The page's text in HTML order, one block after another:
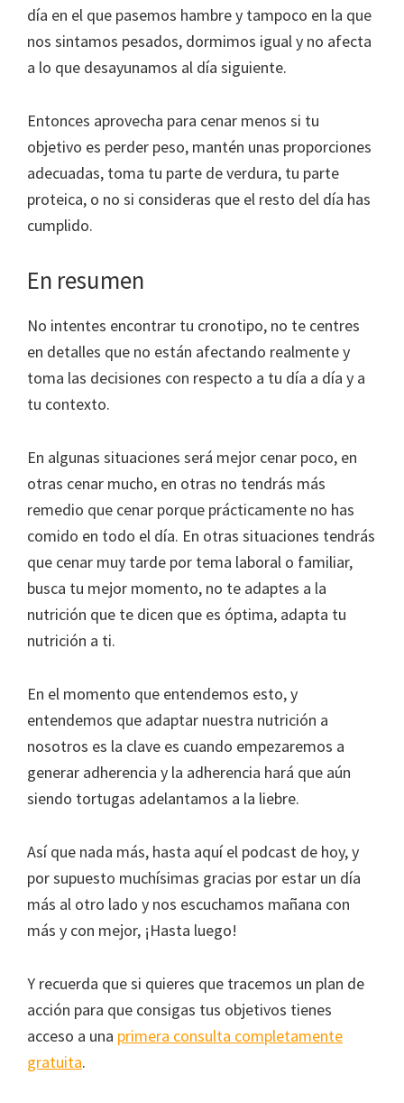
día en el que pasemos hambre y tampoco en la que
nos sintamos pesados, dormimos igual y no afecta
a lo que desayunamos al día siguiente.
Entonces aprovecha para cenar menos si tu
objetivo es perder peso, mantén unas proporciones
adecuadas, toma tu parte de verdura, tu parte
proteica, o no si consideras que el resto del día has
cumplido.
En resumen
No intentes encontrar tu cronotipo, no te centres
en detalles que no están afectando realmente y
toma las decisiones con respecto a tu día a día y a
tu contexto.
En algunas situaciones será mejor cenar poco, en
otras cenar mucho, en otras no tendrás más
remedio que cenar porque prácticamente no has
comido en todo el día. En otras situaciones tendrás
que cenar muy tarde por tema laboral o familiar,
busca tu mejor momento, no te adaptes a la
nutrición que te dicen que es óptima, adapta tu
nutrición a ti.
En el momento que entendemos esto, y
entendemos que adaptar nuestra nutrición a
nosotros es la clave es cuando empezaremos a
generar adherencia y la adherencia hará que aún
siendo tortugas adelantamos a la liebre.
Así que nada más, hasta aquí el podcast de hoy, y
por supuesto muchísimas gracias por estar un día
más al otro lado y nos escuchamos mañana con
más y con mejor, ¡Hasta luego!
Y recuerda que si quieres que tracemos un plan de
acción para que consigas tus objetivos tienes
acceso a una primera consulta completamente
gratuita.